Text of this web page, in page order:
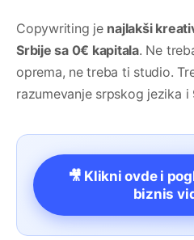
Copywriting je najlakši
Srbije sa 0€ kapitala. Ne
oprema, ne treba ti studio.
razumevanje srpskog jezika i
🎥 Klikni ovde i
biznis